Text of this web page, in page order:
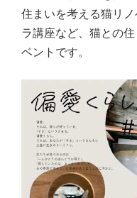
住まいを考える猫リ
ラ講座など、猫との
ベントです。